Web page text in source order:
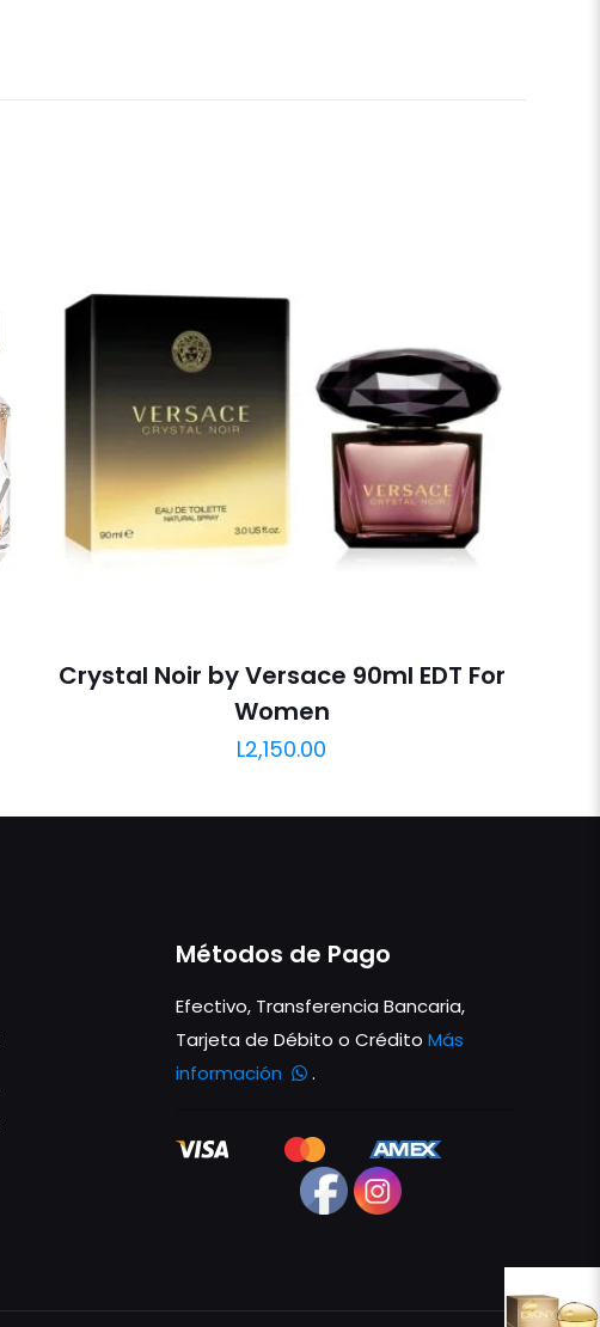
Crystal Noir by Versace 90ml EDT For
Women
L2,150.00
Métodos de Pago
Efectivo, Transferencia Bancaria,
Tarjeta de Débito o CréditoMás
información
.